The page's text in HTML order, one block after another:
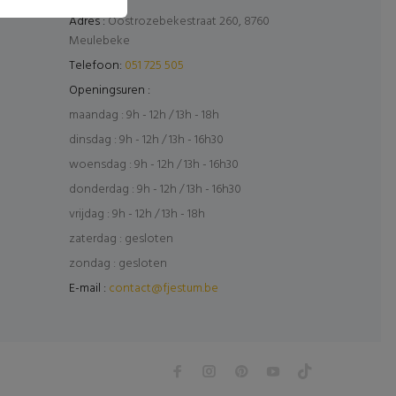
Adres :Oostrozebekestraat 260, 8760
Meulebeke
Telefoon: 051 725 505
Openingsuren :
maandag : 9h - 12h / 13h - 18h
dinsdag : 9h - 12h / 13h - 16h30
woensdag : 9h - 12h / 13h - 16h30
donderdag : 9h - 12h / 13h - 16h30
vrijdag : 9h - 12h / 13h - 18h
zaterdag : gesloten
zondag : gesloten
E-mail : contact@fjestum.be